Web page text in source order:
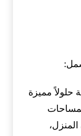
حلولاً مميزة